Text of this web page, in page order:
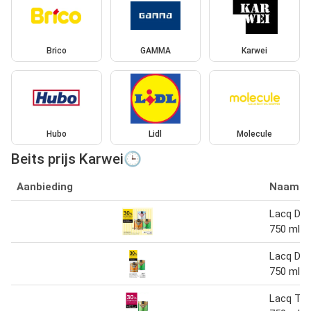
Brico GAMMA Karwei
Hubo Lidl Molecule
Beits prijs Karwei🕒
Aanbieding Naam
Lacq
750 ml
Lacq
750 ml
Lacq